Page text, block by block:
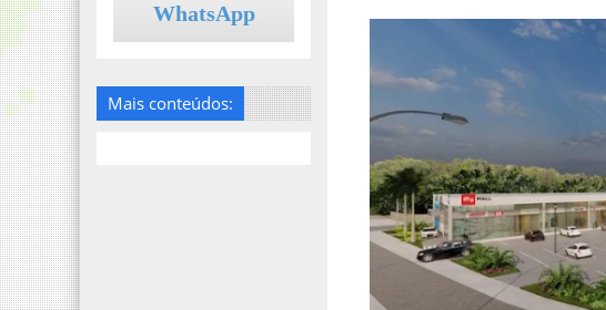
WhatsApp
Mais conteúdos: